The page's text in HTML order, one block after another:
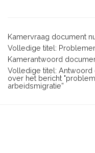
Kamervraag document
Volledige titel:
Kamerantwoord
Volledige titel: Antwoord
over het bericht
arbeidsmigratie”